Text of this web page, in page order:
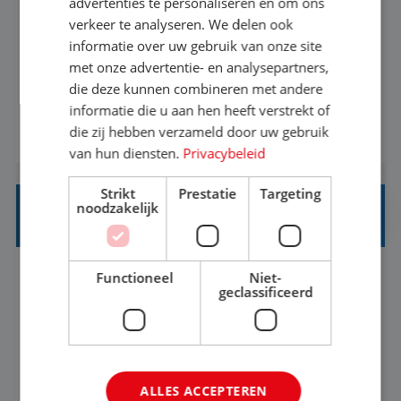
Met jouw ervaring in de reisbranche of
achtergrond in toerisme ben je klaar voor de
volgende stap. Vanaf je stoel reis je de hele
wereld over en speel je moeiteloos in op de
wensen van je team, je klant en wat er in de
reiswereld gebeurt. Met je enthousiasme weet je
klanten te overtuigen om die droomreis te
boeken! ...
BEKIJK VACATURE
REISADVISEUR JUNIOR
Bunschoten-Spakenburg, Utrecht, Nederland
MBO
achtergrond in toerisme ben je klaar voor de
verkeer te analyseren. We delen ook
informatie over uw gebruik van onze site
met onze advertentie- en analysepartners,
die deze kunnen combineren met andere
informatie die u aan hen heeft verstrekt of
die zij hebben verzameld door uw gebruik
van hun diensten. Privacybeleid
Strikt
noodzakelijk
Prestatie Targeting
Functioneel
Niet-
geclassificeerd
ALLES ACCEPTEREN